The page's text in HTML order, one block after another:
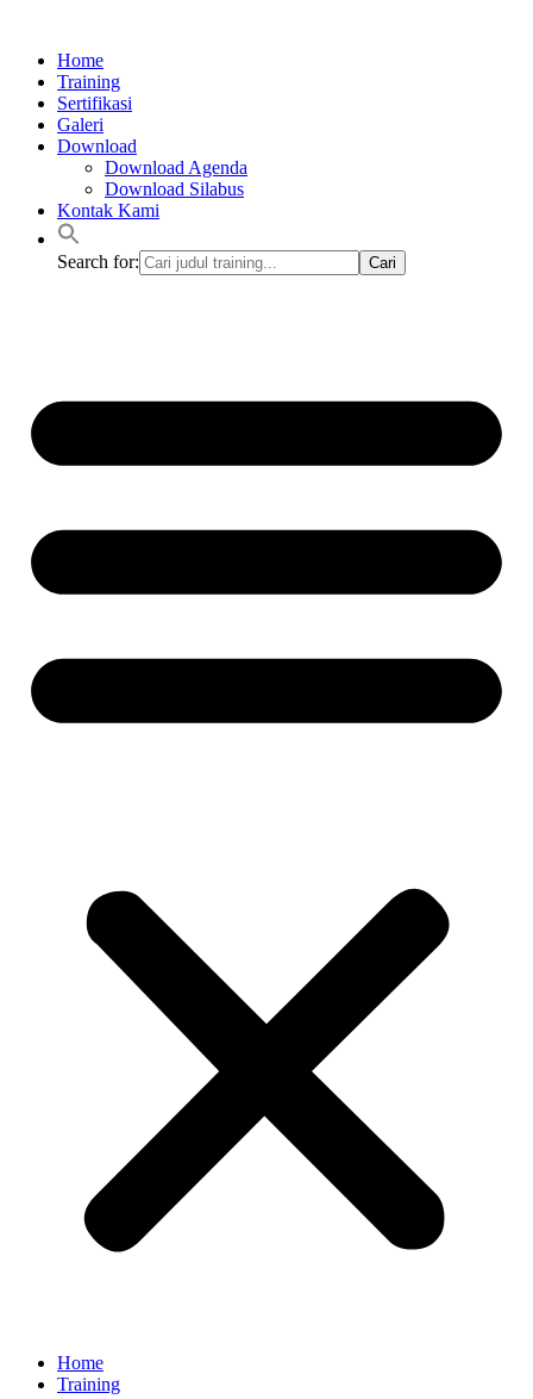
kontenHome
Training
Sertifikasi
Galeri
Download
Download Agenda
Download Silabus
Kontak Kami
Search for:
Home
Training